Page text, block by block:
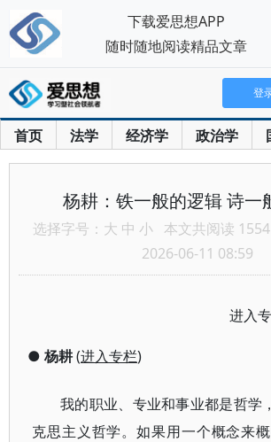
首页 法学 经济学 政治学
登
杨耕：铁一般的逻辑 诗一
选择字号： 大 中 小 本文共阅读
2026-06-11 08:59
进入
● 杨耕(进入专栏)
我的职业、专业和事业都是哲学
克思主义哲学。如果用一个概念来
下载爱思想APP
随时随地阅读精品文章